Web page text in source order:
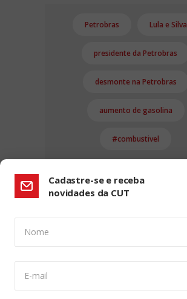
Petrobras Lula e Silva
presidente da Petrobras
desmonte na Petrobras
aumento de gasolina
#combustivel
Cadastre-se e receba
novidades da CUT
Nome
E-mail
CONFIGURAÇÃO DE COOKIES: